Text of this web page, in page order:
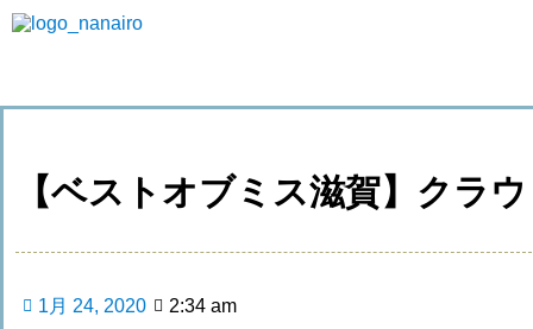
【ベストオブミス滋賀】クラ
1月 24, 2020 2:34 am